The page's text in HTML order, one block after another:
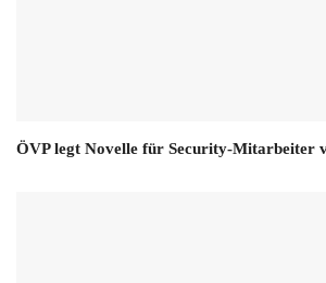
ÖVP legt Novelle für Security-Mitarbeiter